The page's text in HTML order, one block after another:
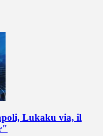
Lukaku via, il